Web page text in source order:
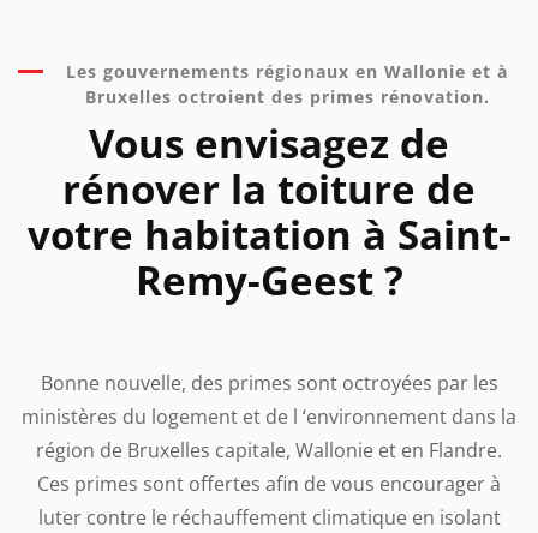
Les gouvernements régionaux en Wallonie et à
Bruxelles octroient des primes rénovation.
Vous envisagez de
rénover la toiture de
votre habitation à Saint-
Remy-Geest ?
Bonne nouvelle, des primes sont octroyées par les
ministères du logement et de l ‘environnement dans la
région de Bruxelles capitale, Wallonie et en Flandre.
Ces primes sont offertes afin de vous encourager à
luter contre le réchauffement climatique en isolant